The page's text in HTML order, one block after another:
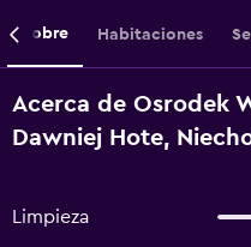
Sobre Habitaciones
Acerca de Osrodek
Dawniej Hote,
Limpieza